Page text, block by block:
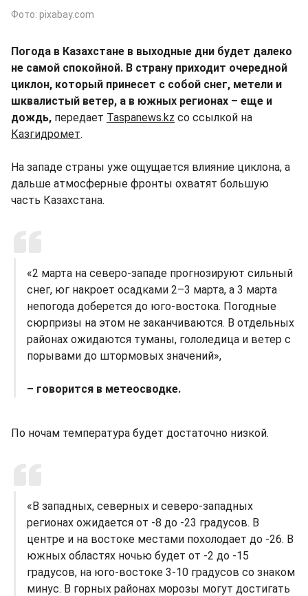
Фото: pixabay.com
Погода в Казахстане в выходные дни будет далеко
не самой спокойной. В страну приходит очередной
циклон, который принесет с собой снег, метели и
шквалистый ветер, а в южных регионах – еще и
дождь, передает Taspanews.kz со ссылкой на
Казгидромет.
Hа западе страны уже ощущается влияние циклона, а
дальше атмосферные фронты охватят большую
часть Казахстана.
«2 марта на северо-западе прогнозируют сильный
снег, юг накроет осадками 2–3 марта, а 3 марта
непогода доберется до юго-востока. Погодные
сюрпризы на этом не заканчиваются. В отдельных
районах ожидаются туманы, гололедица и ветер с
порывами до штормовых значений»,
– говорится в метеосводке.
По ночам температура будет достаточно низкой.
«В западных, северных и северо-западных
регионах ожидается от -8 до -23 градусов. В
центре и на востоке местами похолодает до -26. В
южных областях ночью будет от -2 до -15
градусов, на юго-востоке 3-10 градусов со знаком
минус. В горных районах морозы могут достигать